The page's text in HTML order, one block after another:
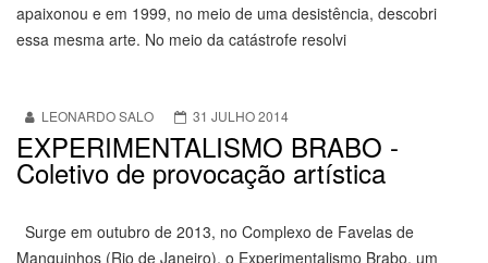
apaixonou e em 1999, no meio de uma desistência, descobri
essa mesma arte. No meio da catástrofe resolvi
LEONARDO SALO 31 JULHO 2014
EXPERIMENTALISMO BRABO -
Coletivo de provocação artística
Surge em outubro de 2013, no Complexo de Favelas de
Manguinhos (Rio de Janeiro), o Experimentalismo Brabo, um